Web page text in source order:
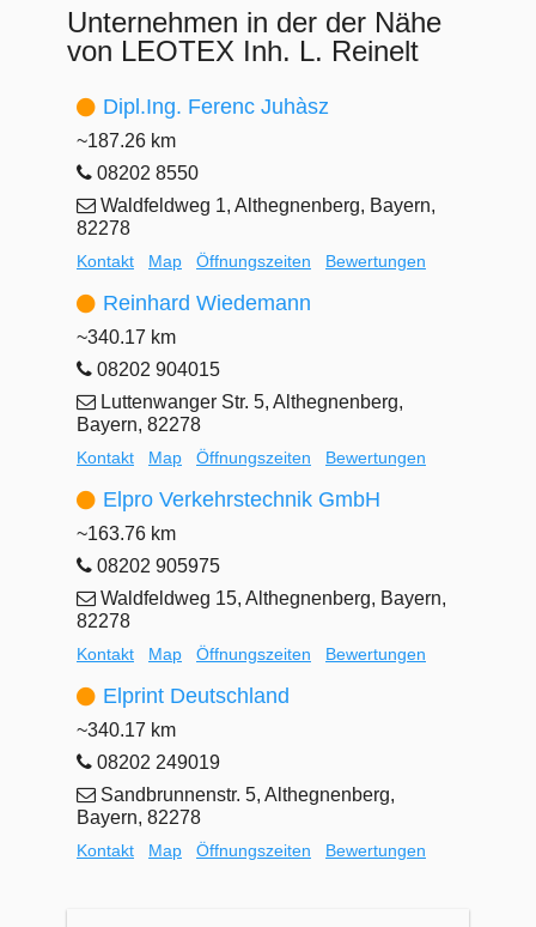
Unternehmen in der der Nähe
von LEOTEX Inh. L. Reinelt
Dipl.Ing. Ferenc Juhàsz
~187.26 km
08202 8550
Waldfeldweg 1, Althegnenberg, Bayern,
82278
Kontakt Map Öffnungszeiten Bewertungen
Reinhard Wiedemann
~340.17 km
08202 904015
Luttenwanger Str. 5, Althegnenberg,
Bayern, 82278
Kontakt Map Öffnungszeiten Bewertungen
Elpro Verkehrstechnik GmbH
~163.76 km
08202 905975
Waldfeldweg 15, Althegnenberg, Bayern,
82278
Kontakt Map Öffnungszeiten Bewertungen
Elprint Deutschland
~340.17 km
08202 249019
Sandbrunnenstr. 5, Althegnenberg,
Bayern, 82278
Kontakt Map Öffnungszeiten Bewertungen